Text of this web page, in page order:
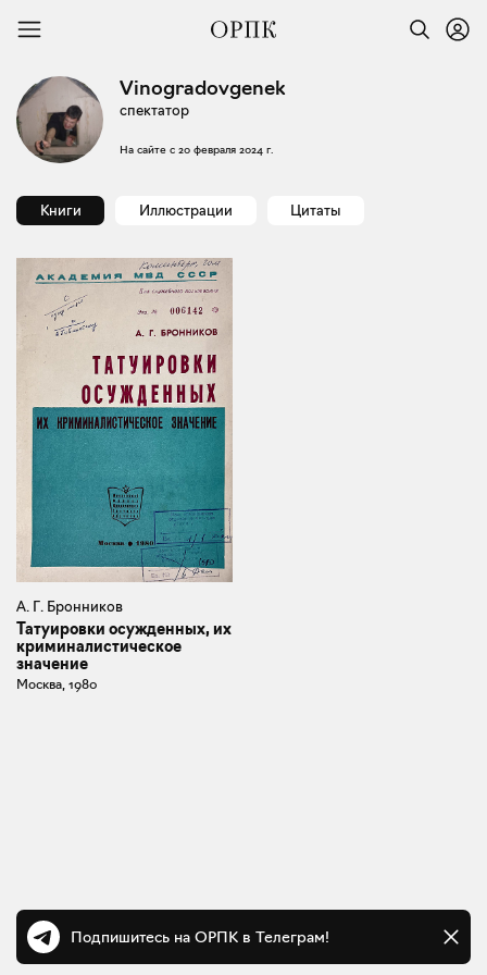
Vinogradovgenek
спектатор
На сайте с 20 февраля 2024 г.
Книги Иллюстрации Цитаты
А. Г. Бронников
Татуировки осужденных, их
криминалистическое
значение
Москва, 1980
Подпишитесь на ОРПК в Телеграм!